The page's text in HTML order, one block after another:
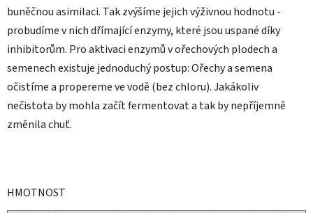
buněčnou asimilaci. Tak zvýšíme jejich výživnou hodnotu -
probudíme v nich dřímající enzymy, které jsou uspané díky
inhibitorům. Pro aktivaci enzymů v ořechových plodech a
semenech existuje jednoduchý postup: Ořechy a semena
očistíme a propereme ve vodě (bez chloru). Jakákoliv
nečistota by mohla začít fermentovat a tak by nepříjemně
změnila chuť.
HMOTNOST